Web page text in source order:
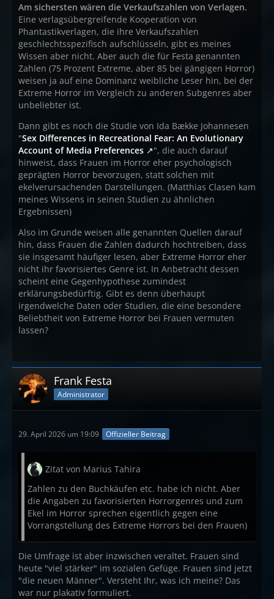
Am sichersten wären die Verkaufszahlen von Verlagen.
Eine verlagsübergreifende Kooperation von
Phantastikverlagen, die ihre Verkaufszahlen
geschlechtsspezifisch aufschlüsseln, gibt es meines
Wissen aber nicht. Aber auch die für Festa genannten
Zahlen (75 Prozent Extreme, aber 85 bei gängigen Horror)
weisen ja auf eine Dominanz weibliche Leser hin, bei der
Extreme Horror im Vergleich zu anderen Subgenres aber
unbeliebter ist.
Dann gibt es noch die Studie von Ida Bække Johannesen
"Sex Differences in Recreational Fear: An Evolutionary
Account of Media Preferences
", die auch darauf
hinweist, dass Frauen im Horror eher psychologisch
geprägten Horror bevorzugen, statt solchen mit
ekelverursachenden Darstellungen. (Matthias Clasen kam
meines Wissens in seinen Studien zu ähnlichen
Ergebnissen)
Also im Grunde weisen alle genannten Quellen darauf
hin, dass Frauen die Zahlen dadurch hochtreiben, dass
sie insgesamt häufiger lesen, aber Extreme Horror eher
nicht ihr favorisiertes Genre ist. In Anbetracht dessen
scheint eine Gegenhypothese zumindest
erklärungsbedürftig. Gibt es denn überhaupt
irgendwelche Daten oder Studien, die eine besondere
Beliebtheit von Extreme Horror bei Frauen vermuten
lassen?
Frank Festa
Administrator
29. April 2026 um 19:09 Offizieller Beitrag
Zitat von Marius Tahira
Zahlen zu den Buchkäufen etc. habe ich nicht. Aber
die Angaben zu favorisierten Horrorgenres und zum
Ekel im Horror sprechen eigentlich gegen eine
Vorrangstellung des Extreme Horrors bei den Frauen)
Die Umfrage ist aber inzwischen veraltet. Frauen sind
heute "viel stärker" im sozialen Gefüge. Frauen sind jetzt
"die neuen Männer". Versteht Ihr, was ich meine? Das
war nur plakativ formuliert.